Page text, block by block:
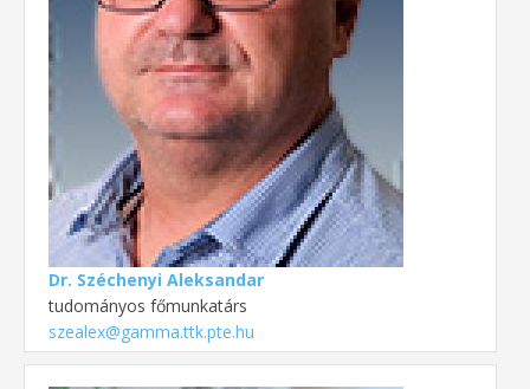
Dr. Széchenyi Aleksandar
tudományos főmunkatárs
szealex@gamma.ttk.pte.hu